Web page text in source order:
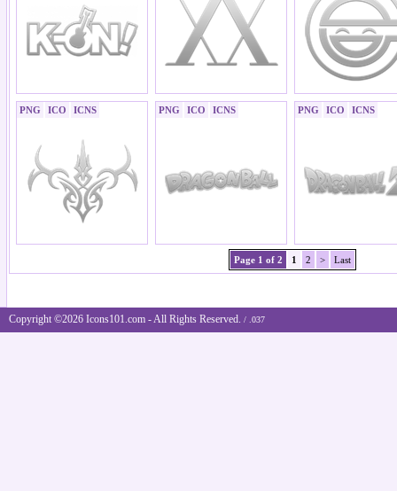
PNG ICO ICNS PNG ICO ICNS PNG ICO ICNS
Page 1 of 2 1 2 > Last
Copyright ©2026 Icons101.com - All Rights Reserved. / .037